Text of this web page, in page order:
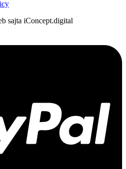
sajta iConcept.digital